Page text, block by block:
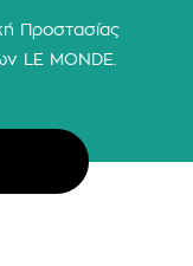
Προστασίας
LΕ MONDE.